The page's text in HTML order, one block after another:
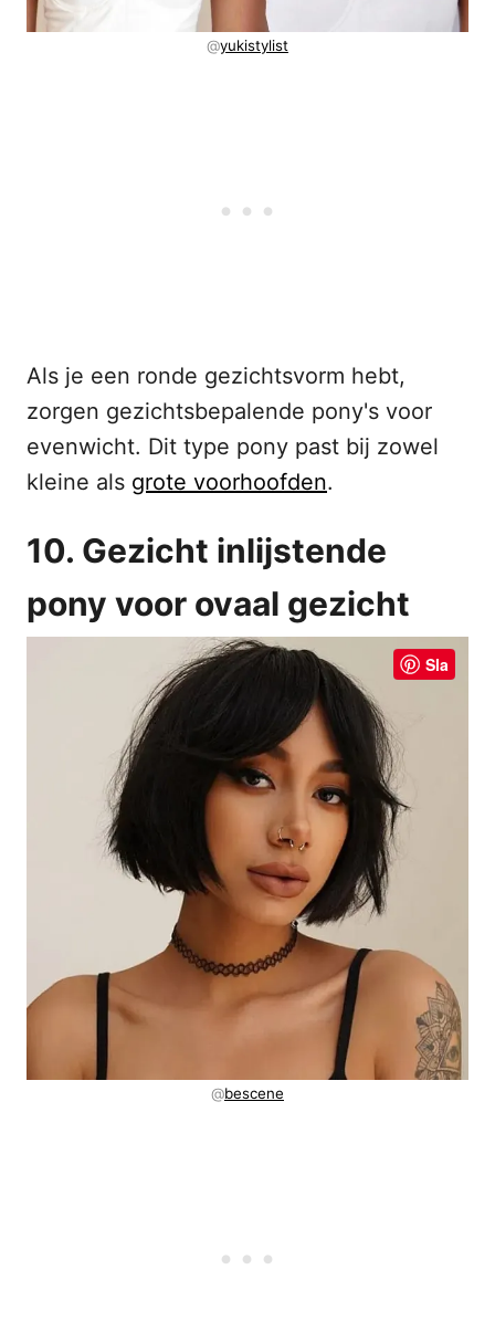
@yukistylist
Als je een ronde gezichtsvorm hebt,
zorgen gezichtsbepalende pony's voor
evenwicht. Dit type pony past bij zowel
kleine als grote voorhoofden.
10. Gezicht inlijstende
pony voor ovaal gezicht
Sla
@bescene